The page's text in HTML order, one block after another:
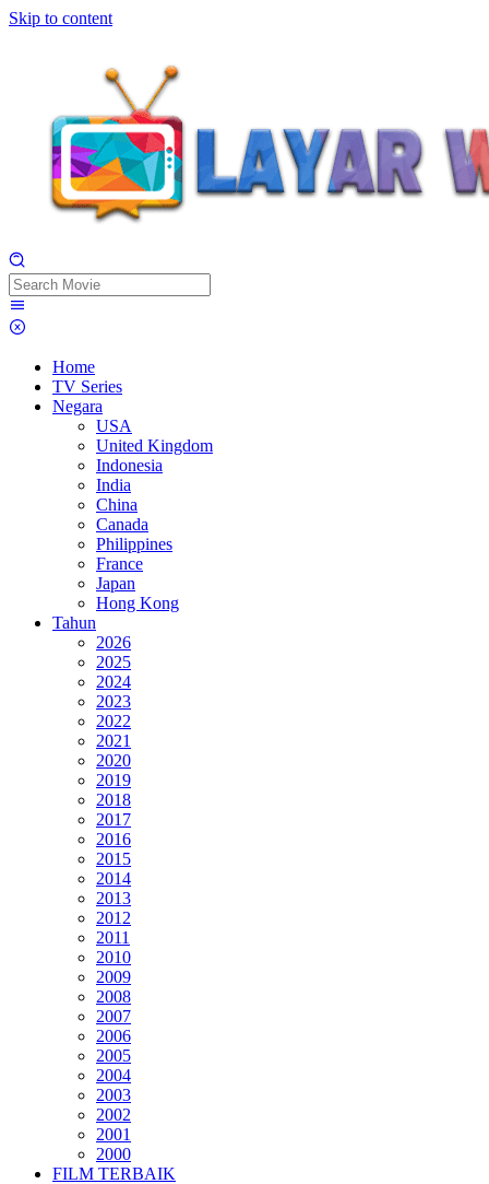
Skip to content
Home
TV Series
Negara
USA
United Kingdom
Indonesia
India
China
Canada
Philippines
France
Japan
Hong Kong
Tahun
2026
2025
2024
2023
2022
2021
2020
2019
2018
2017
2016
2015
2014
2013
2012
2011
2010
2009
2008
2007
2006
2005
2004
2003
2002
2001
2000
FILM TERBAIK